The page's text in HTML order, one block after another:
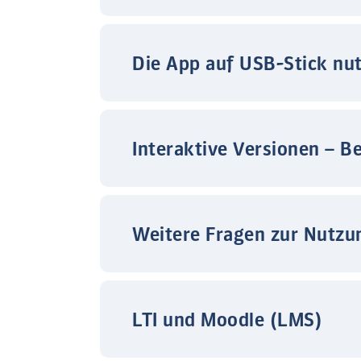
Die App auf USB-Stick
Interaktive Versionen –
Weitere Fragen zur
LTI und Moodle (LMS)